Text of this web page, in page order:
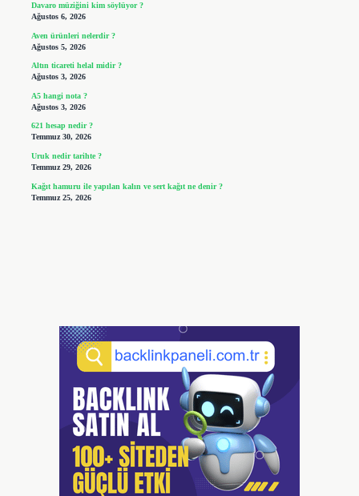
Davaro müziğini kim söylüyor ?
Ağustos 6, 2026
Aven ürünleri nelerdir ?
Ağustos 5, 2026
Altın ticareti helal midir ?
Ağustos 3, 2026
A5 hangi nota ?
Ağustos 3, 2026
621 hesap nedir ?
Temmuz 30, 2026
Uruk nedir tarihte ?
Temmuz 29, 2026
Kağıt hamuru ile yapılan kalın ve sert kağıt ne denir ?
Temmuz 25, 2026